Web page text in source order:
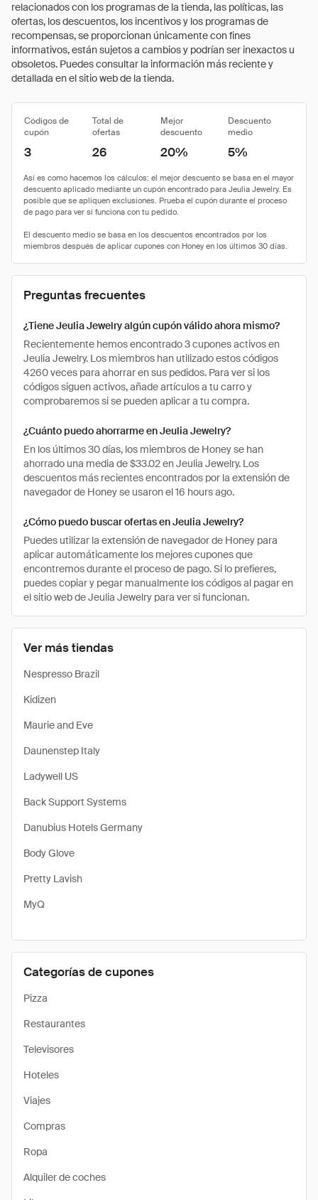
relacionados con los programas de la tienda, las políticas, las
ofertas, los descuentos, los incentivos y los programas de
recompensas, se proporcionan únicamente con fines
informativos, están sujetos a cambios y podrían ser inexactos u
obsoletos. Puedes consultar la información más reciente y
detallada en el sitio web de la tienda.
Ver más tiendas
Nespresso Brazil
Kidizen
Maurie and Eve
Daunenstep Italy
Ladywell US
Back Support Systems
Danubius Hotels Germany
Body Glove
Pretty Lavish
MyQ
Categorías de cupones
Pizza
Restaurantes
Televisores
Hoteles
Viajes
Compras
Ropa
Alquiler de coches
Códigos de
cupón
Total de
ofertas
Mejor
descuento
Descuento
medio
3 26 20% 5%
Preguntas frecuentes
¿Tiene Jeulia Jewelry algún cupón válido ahora mismo?
Recientemente hemos encontrado 3 cupones activos en
Jeulia Jewelry. Los miembros han utilizado estos códigos
4260 veces para ahorrar en sus pedidos. Para ver si los
códigos siguen activos, añade artículos a tu carro y
comprobaremos si se pueden aplicar a tu compra.
¿Cuánto puedo ahorrarme en Jeulia Jewelry?
En los últimos 30 días, los miembros de Honey se han
ahorrado una media de $33.02 en Jeulia Jewelry. Los
descuentos más recientes encontrados por la extensión de
navegador de Honey se usaron el 16 hours ago.
¿Cómo puedo buscar ofertas en Jeulia Jewelry?
Puedes utilizar la extensión de navegador de Honey para
aplicar automáticamente los mejores cupones que
encontremos durante el proceso de pago. Si lo prefieres,
puedes copiar y pegar manualmente los códigos al pagar en
el sitio web de Jeulia Jewelry para ver si funcionan.